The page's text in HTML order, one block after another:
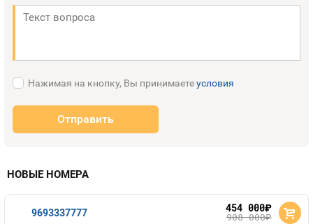
Нажимая на кнопку, Вы принимаетеусловия
Отправить
НОВЫЕ НОМЕРА
9693337777 454 000руб.
908 000руб.